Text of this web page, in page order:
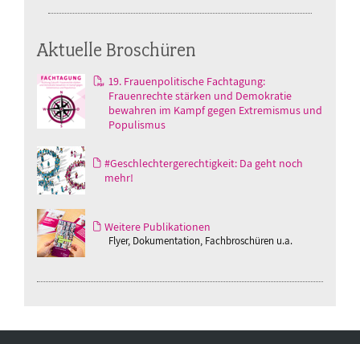
Aktuelle Broschüren
19. Frauenpolitische Fachtagung:
Frauenrechte stärken und Demokratie
bewahren im Kampf gegen Extremismus und
Populismus
#Geschlechtergerechtigkeit: Da geht noch
mehr!
Weitere Publikationen
Flyer, Dokumentation, Fachbroschüren u.a.